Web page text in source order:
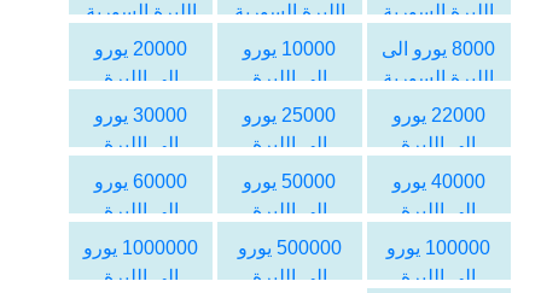
الليرة السورية
الليرة السورية
الليرة السورية
8000 يورو الى
الليرة السورية
10000 يورو
الى الليرة
السورية
20000 يورو
الى الليرة
السورية
22000 يورو
الى الليرة
السورية
25000 يورو
الى الليرة
السورية
30000 يورو
الى الليرة
السورية
40000 يورو
الى الليرة
السورية
50000 يورو
الى الليرة
السورية
60000 يورو
الى الليرة
السورية
100000 يورو
الى الليرة
500000 يورو
الى الليرة
1000000 يورو
الى الليرة